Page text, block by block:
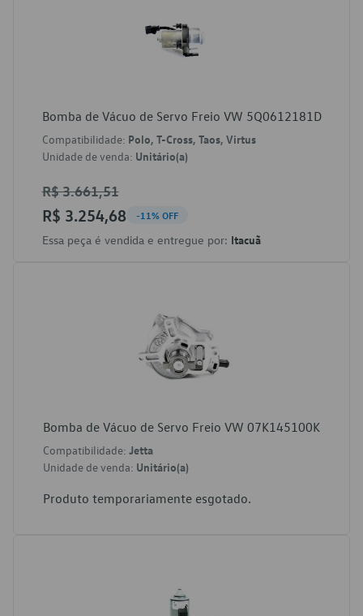
Bomba de Vácuo de Servo Freio VW 5Q0612181D
Compatibilidade: Polo, T-Cross, Taos, Virtus
Unidade de venda: Unitário(a)
R$ 3.661,51
R$ 3.254,68 -11% OFF
Essa peça é vendida e entregue por: Itacuã
Bomba de Vácuo de Servo Freio VW 07K145100K
Compatibilidade: Jetta
Unidade de venda: Unitário(a)
Produto temporariamente esgotado.